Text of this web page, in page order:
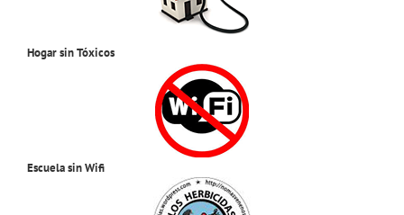
Hogar sin Tóxicos
Escuela sin Wifi